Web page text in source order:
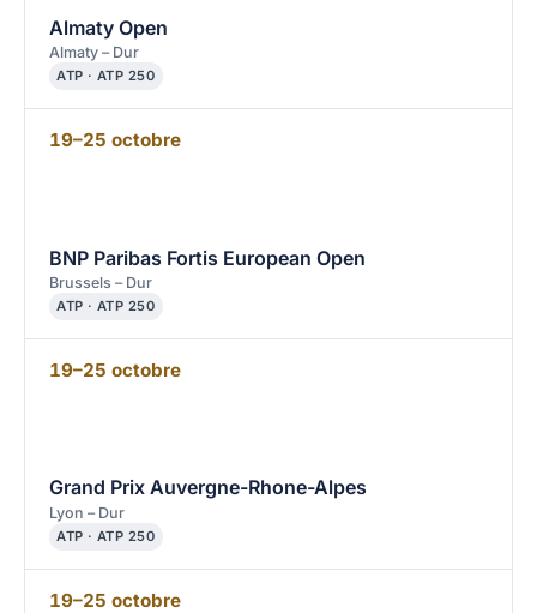
Almaty Open
Almaty – Dur
ATP · ATP 250
19–25 octobre
BNP Paribas Fortis European Open
Brussels – Dur
ATP · ATP 250
19–25 octobre
Grand Prix Auvergne-Rhone-Alpes
Lyon – Dur
ATP · ATP 250
19–25 octobre